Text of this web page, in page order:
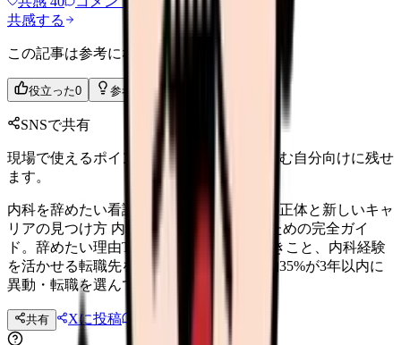
共感する
この記事は参考になりましたか？
役立った0 参考になった
SNSで共有
現場で使えるポイントを、同僚やあとで読む自分向けに残せ
ます。
内科を辞めたい看護師へ｜慢性的な疲弊の正体と新しいキャ
リアの見つけ方 内科を辞めたい看護師のための完全ガイ
ド。辞めたい理由TOP5、辞める前にすべきこと、内科経験
を活かせる転職先を解説。内科看護師の約35%が3年以内に
異動・転職を選んでいます。
共有 Xに投稿